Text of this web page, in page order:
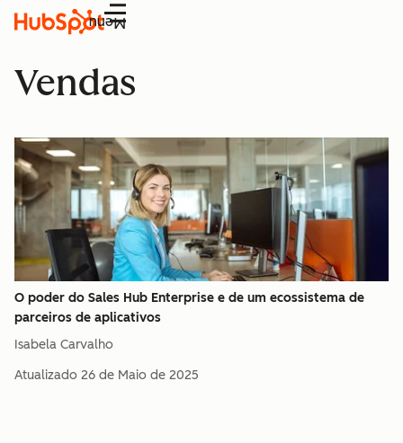
Menu
Vendas
O poder do Sales Hub Enterprise e de um ecossistema de
parceiros de aplicativos
Isabela Carvalho
Atualizado 26 de Maio de 2025